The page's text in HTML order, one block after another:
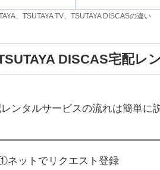
、TSUTAYA TV、TSUTAYA DISCASの違い
DISCAS宅配レ
ンタルサービスの流れは簡単に
ネットでリクエスト登録